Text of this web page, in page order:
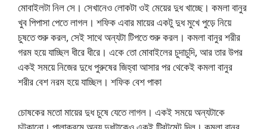
মোবাইলটা নিল সে। সেখানেও লোকটা ওই মেয়ের দুধ খাচ্ছে। কমলা বানুর
খুব পিপাসা পেতে লাগল। শফিক এবার মায়ের একটু দুধ মুখে পুড়ে নিয়ে
চুষতে শুরু করল, সেই সাথে অন্যটা টিপতে শুরু করল। কমলা বানুর শরীর
গরম হয়ে যাচ্ছিল ধীরে ধীরে। একে তো মোবাইলের চুদাচুদি, আর তার উপর
একই সময়ে নিজের দুধে পুরুষের জিহ্বা আসার পর থেকেই কমলা বানুর
শরীর বেশ নরম হয়ে যাচ্ছিল। শফিক বেশ পাকা
চোষকের মতো মায়ের দুধ চুষে যেতে লাগল। একই সময়ে অন্যটাকে